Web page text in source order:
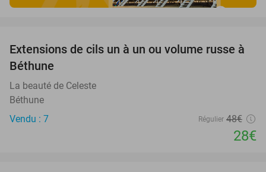
42%
Extensions de cils un à un ou volume russe à
Béthune
La beauté de Celeste
Béthune
Vendu : 7
Régulier 48€
28€